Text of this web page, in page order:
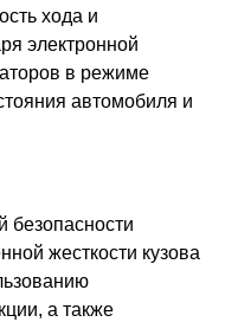
хода и
электронной
в режиме
автомобиля и
безопасности
жесткости кузова
а также